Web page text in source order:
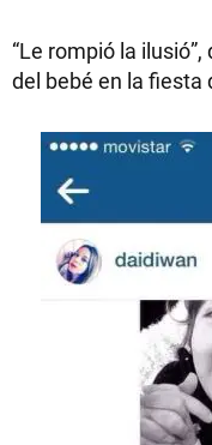
“Le rompió la
del bebé en la fiesta